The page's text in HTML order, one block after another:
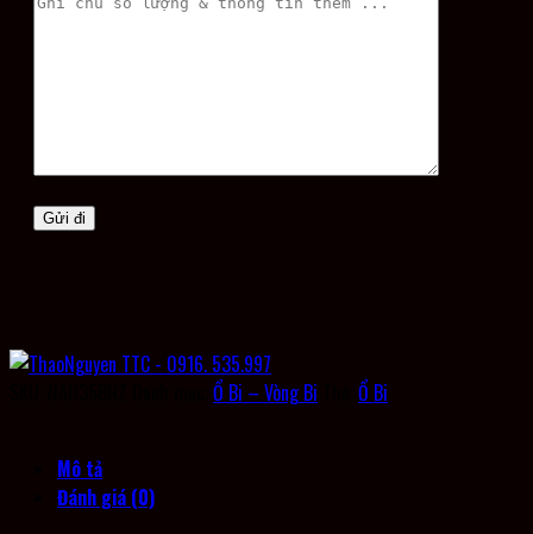
Ổ Bi – Vòng Bi Ổ Bi
Mô tả
Đánh giá (0)